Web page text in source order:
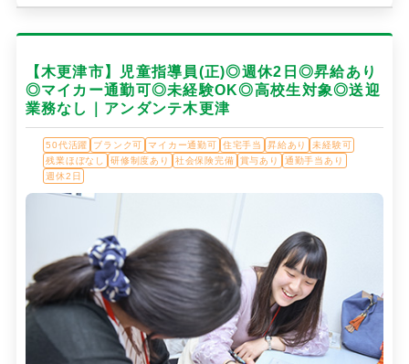
【木更津市】児童指導員(正)◎週休2日◎昇給あり
◎マイカー通勤可◎未経験OK◎高校生対象◎送迎
業務なし｜アンダンテ木更津
50代活躍 ブランク可 マイカー通勤可 住宅手当 昇給あり
未経験可
残業ほぼなし
研修制度あり 社会保険完備 賞与あり
通勤手当あり
週休2日